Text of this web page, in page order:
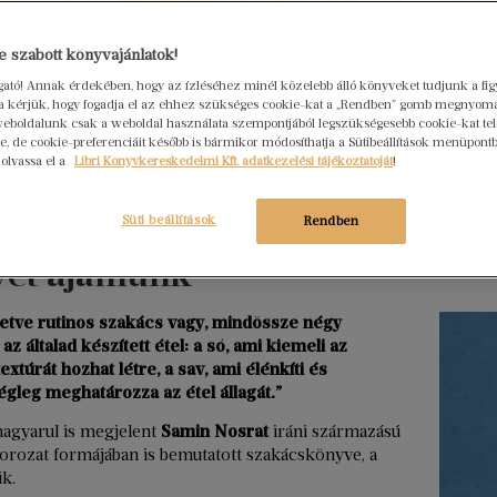
fenntarthatót?
ajánlunk
rutinos szakács vagy, mindössze négy
általad készített étel: a só, ami kiemeli az
hozhat létre, a sav, ami élénkíti és
meghatározza az étel állagát.”
is megjelent Samin Nosratiráni származású
formájában is bemutatott szakácskönyve, a
Libri
2026.
Egy
nem
szabott könyvajánlatok!
Annak érdekében, hogy az ízléséhez minél közelebb álló könyveket tudjunk a
kérjük, hogy fogadja el az ehhez szükséges cookie-kat a „Rendben” gomb
csak a weboldal használata szempontjából legszükségesebb cookie-kat
de cookie-preferenciáit később is bármikor módosíthatja a Sütibeállítások
el a Libri Könyvkereskedelmi Kft. adatkezelési tájékoztatóját!
Rendben
Süti beállítások